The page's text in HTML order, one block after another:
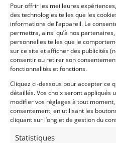
Pour offrir les meilleures
des technologies telles que les
informations de l’appareil. Le
permettra, ainsi qu’à nos
personnelles telles que le
sur ce site et afficher des publicités
consentir ou retirer son
fonctionnalités et fonctions.
Cliquez ci-dessous pour accepter ce
détaillés. Vos choix seront appliqués
modifier vos réglages à tout
consentement, en utilisant les
cliquant sur l’onglet de gestion du
Statistiques
14
FORMULE 3 DE SANCTIS
(51) MARNE
29 mars 2020
Vends Très belle F3 1000 cc De
"screamer" est équipée d'un
parfait état, elle vient avec son
Vendu par : Franco LEMBO